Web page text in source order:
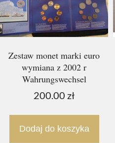
Zestaw monet marki euro
wymiana z 2002 r
Wahrungswechsel
200.00 zł
Dodaj do koszyka